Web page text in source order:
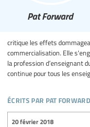
Pat Forward
critique les effets
commercialisation. Elle
la profession d’enseignant
continue pour tous les
écrits par pat forward
20 février 2018